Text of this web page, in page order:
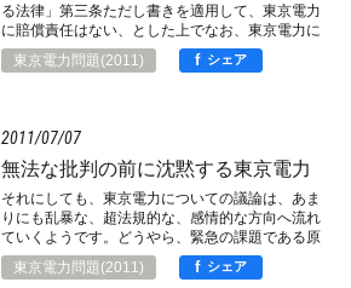
る法律」第三条ただし書きを適用して、東京電力
に賠償責任はない、とした上でなお、東京電力に
補償費用の負担を課すことができるか、という矛
盾した問題を提起しようということですね。
東京電力問題(2011) f シェア
2011 07 07
無法な批判の前に沈黙する東京電力
それにしても、東京電力についての議論は、あま
りにも乱暴な、超法規的な、感情的な方向へ流れ
ていくようです。どうやら、緊急の課題である原
子力損害の補償は、どこかへいってしまって、巨
大な電力利権への思惑が露骨に表面化しているよ
東京電力問題(2011) f シェア